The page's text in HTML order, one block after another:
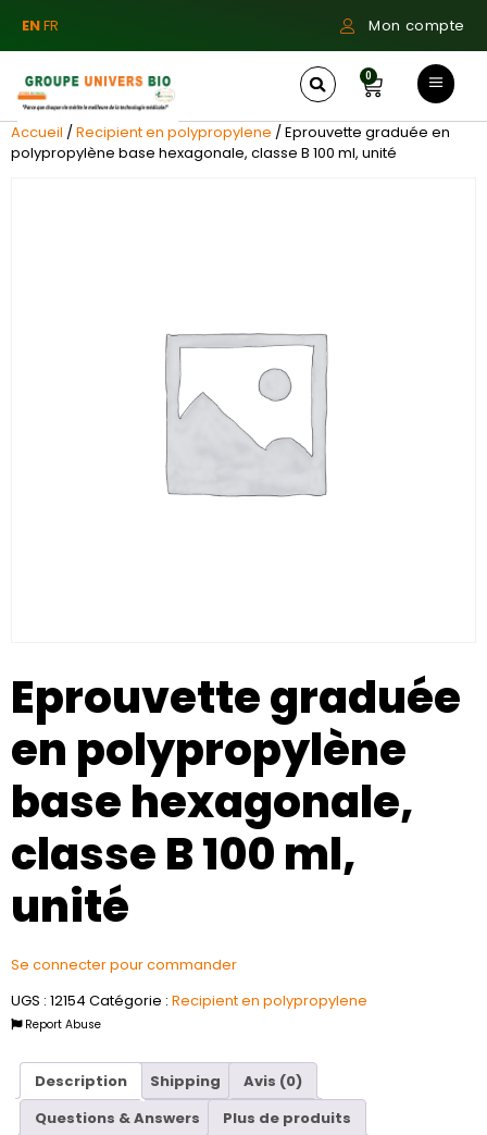
ENFR Mon compte
0
Accueil /Recipient en polypropylene / Eprouvette graduée en
polypropylène base hexagonale, classe B 100 ml, unité
Eprouvette graduée
en polypropylène
base hexagonale,
classe B 100 ml,
unité
Se connecter pour commander
UGS : 12154 Catégorie : Recipient en polypropylene
Report Abuse
Description Shipping
Avis (0)
Questions & Answers
Plus de produits